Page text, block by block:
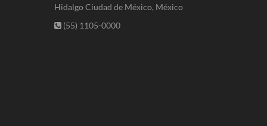
Hidalgo Ciudad de México, México
(55) 1105-0000